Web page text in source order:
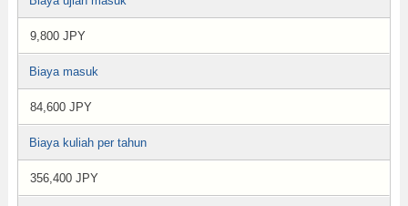
9,800 JPY
Biaya masuk
84,600 JPY
Biaya kuliah per tahun
356,400 JPY